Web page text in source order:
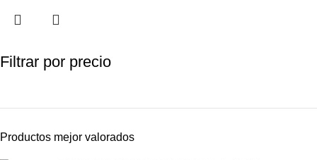
Filtrar por precio
Productos mejor valorados